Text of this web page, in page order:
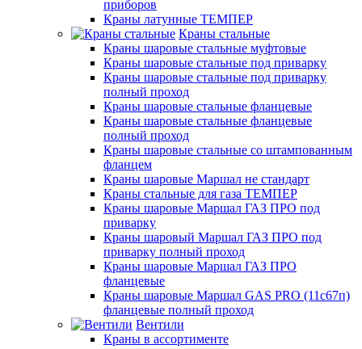
приборов
Краны латунные ТЕМПЕР
Краны стальные
Краны шаровые стальные муфтовые
Краны шаровые стальные под приварку
Краны шаровые стальные под приварку
полный проход
Краны шаровые стальные фланцевые
Краны шаровые стальные фланцевые
полный проход
Краны шаровые стальные со штампованным
фланцем
Краны шаровые Маршал не стандарт
Краны стальные для газа ТЕМПЕР
Краны шаровые Маршал ГАЗ ПРО под
приварку
Краны шаровый Маршал ГАЗ ПРО под
приварку полный проход
Краны шаровые Маршал ГАЗ ПРО
фланцевые
Краны шаровые Маршал GAS PRO (11с67п)
фланцевые полный проход
Вентили
Краны в ассортименте